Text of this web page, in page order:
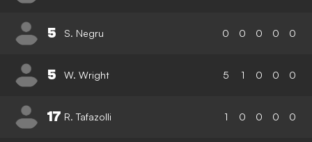
5 S. Negru 0 0 0 0 0
5 W. Wright 5 1 0 0 0
17 R. Tafazolli 1 0 0 0 0